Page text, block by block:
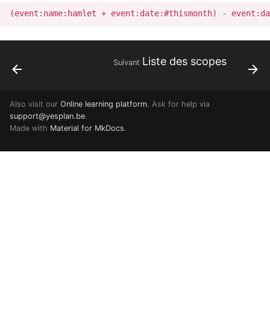
Suivant Liste des scopes
Also visit our Online learning platform. Ask for help via
support@yesplan.be.
Made with Material for MkDocs.